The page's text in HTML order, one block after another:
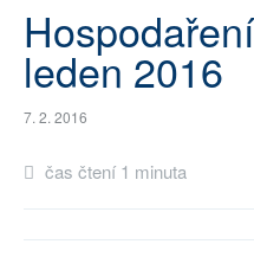
ROZHOVORY
leden 2016
7. 2. 2016
čas čtení 1 minuta